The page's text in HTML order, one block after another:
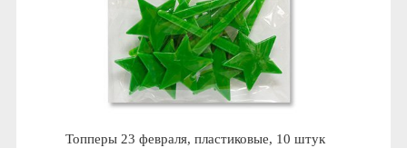
Топперы 23 февраля, пластиковые, 10 штук